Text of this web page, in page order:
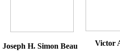
Joseph H. Simon Beau
Victor